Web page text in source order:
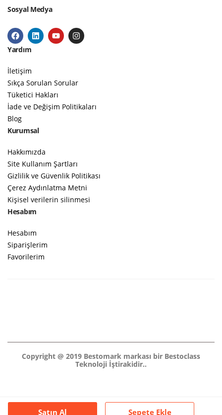
Satın Al Sepete Ekle
Sosyal Medya
Yardım
İletişim
Sıkça Sorulan Sorular
Tüketici Hakları
İade ve Değişim Politikaları
Blog
Kurumsal
Hakkımızda
Site Kullanım Şartları
Gizlilik ve Güvenlik Politikası
Çerez Aydınlatma Metni
Kişisel verilerin silinmesi
Hesabım
Hesabım
Siparişlerim
Favorilerim
Copyright @ 2019 Bestomark markası bir Bestoclass
Teknoloji İştirakidir..